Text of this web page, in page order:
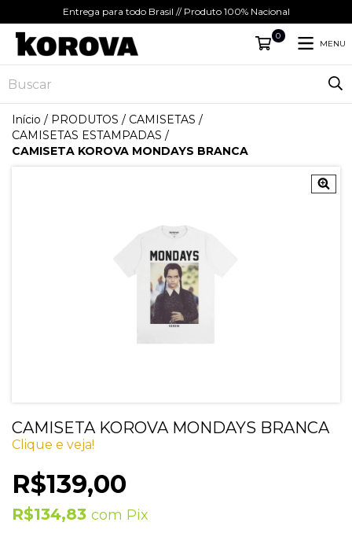
Entrega para todo Brasil // Produto 100% Nacional
0
MENU
Início / PRODUTOS / CAMISETAS /
CAMISETAS ESTAMPADAS /
CAMISETA KOROVA MONDAYS BRANCA
CAMISETA KOROVA MONDAYS BRANCA
Clique e veja!
R$139,00
R$134,83 com Pix